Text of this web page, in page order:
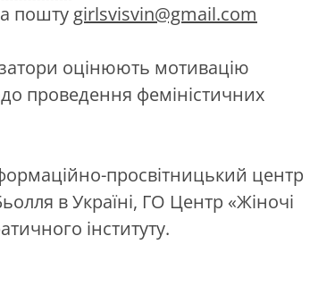
пошту girlsvisvin@gmail.com
оцінюють мотивацію
проведення феміністичних
просвітницький центр
в Україні, ГО Центр «Жіночі
інституту.